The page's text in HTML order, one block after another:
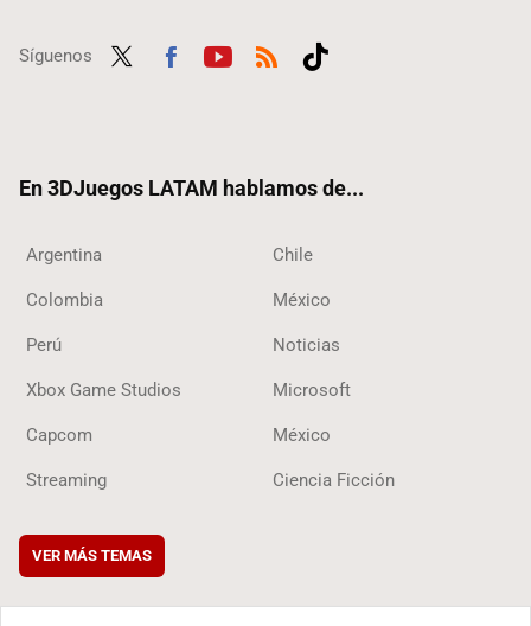
Síguenos
En 3DJuegos LATAM hablamos de...
Argentina Chile
Colombia México
Perú Noticias
Xbox Game Studios Microsoft
Capcom México
Streaming Ciencia Ficción
VER MÁS TEMAS